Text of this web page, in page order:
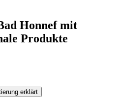
Honnef mit
Produkte
erklärt